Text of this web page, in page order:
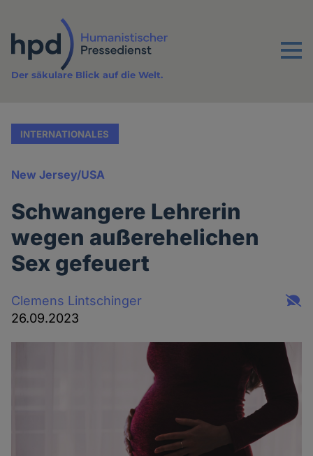
Inhalt
Menu
Der säkulare Blick auf die Welt.
INTERNATIONALES
New Jersey/USA
Schwangere Lehrerin
wegen außerehelichen
Sex gefeuert
Clemens Lintschinger
26.09.2023